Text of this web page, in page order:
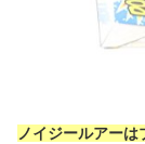
ノイジールアー